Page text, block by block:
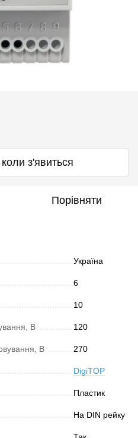
з'явиться
Порівняти
Україна
6
10
В 120
В 270
DigiTOP
Пластик
На DIN рейку